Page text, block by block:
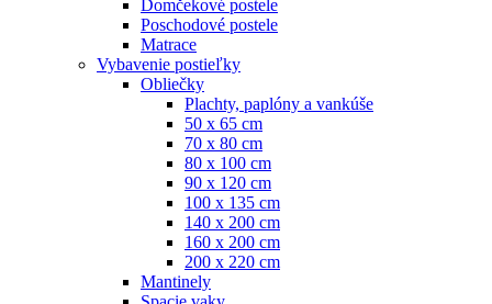
Domčekové postele
Poschodové postele
Matrace
Vybavenie postieľky
Obliečky
Plachty, paplóny a vankúše
50 x 65 cm
70 x 80 cm
80 x 100 cm
90 x 120 cm
100 x 135 cm
140 x 200 cm
160 x 200 cm
200 x 220 cm
Mantinely